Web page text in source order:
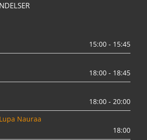
15:00 - 15:45
18:00 - 18:45
18:00 - 20:00
Nauraa
18:00